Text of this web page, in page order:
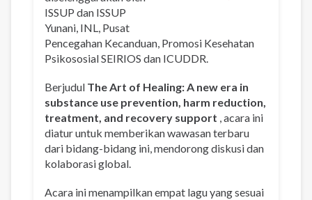
ISSUP dan ISSUP
Yunani, INL, Pusat
Pencegahan Kecanduan, Promosi Kesehatan
Psikososial SEIRIOS dan ICUDDR.
Berjudul The Art of Healing: A new era in
substance use prevention, harm reduction,
treatment, and recovery support , acara ini
diatur untuk memberikan wawasan terbaru
dari bidang-bidang ini, mendorong diskusi dan
kolaborasi global.
Acara ini menampilkan empat lagu yang sesuai